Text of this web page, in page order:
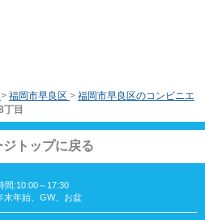
> 福岡市早良区 > 福岡市早良区のコンビニエ
丁目
ジトップに戻る
間:10:00～17:30
末年始、GW、お盆